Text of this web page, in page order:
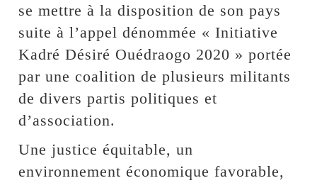
se mettre à la disposition de son pays
suite à l’appel dénommée « Initiative
Kadré Désiré Ouédraogo 2020 » portée
par une coalition de plusieurs militants
de divers partis politiques et
d’association.
Une justice équitable, un
environnement économique favorable,